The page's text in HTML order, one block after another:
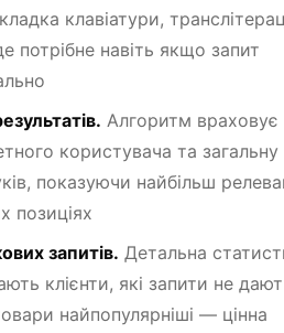
клавіатури,
потрібне навіть якщо запит
Алгоритм враховує
користувача та загальну
показуючи найбільш
позиціях
запитів. Детальна
клієнти, які запити не
найпопулярніші — цінна